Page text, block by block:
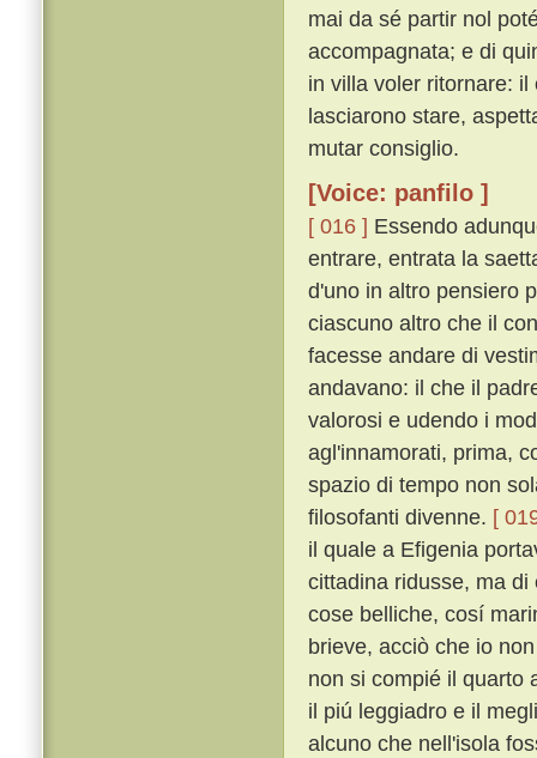
mai da sé partir nol
accompagnata; e di
in villa voler ritornare:
lasciarono stare,
mutar consiglio.
[Voice: panfilo ]
[ 016 ] Essendo
entrare, entrata la
d'uno in altro pensiero
ciascuno altro che il
facesse andare di
andavano: il che il
valorosi e udendo i
agl'innamorati, prima,
spazio di tempo non
filosofanti divenne. [
il quale a Efigenia
cittadina ridusse, ma
cose belliche, cosí
brieve, acciò che io
non si compié il quarto
il piú leggiadro e il
alcuno che nell'isola